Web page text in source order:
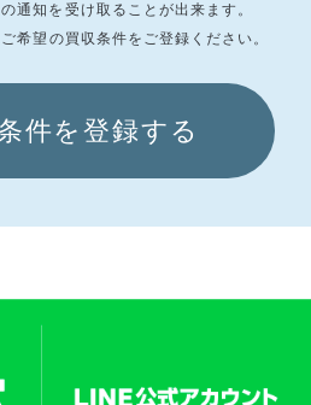
通知を受け取ることが出来ます。
希望の買収条件をご登録ください。
件を登録する